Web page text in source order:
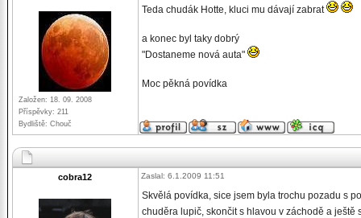
Založen: 18. 09. 2008
Příspěvky: 211
Bydliště: Chouč
Teda chudák Hotte, kluci mu dávají zabrat
a konec byl taky dobrý
"Dostaneme nová auta"
Moc pěkná povídka
cobra12 Zaslal: 6.1.2009 11:51
Skvělá povídka, sice jsem byla trochu pozadu s
chuděra lupič, skončit s hlavou v záchodě a